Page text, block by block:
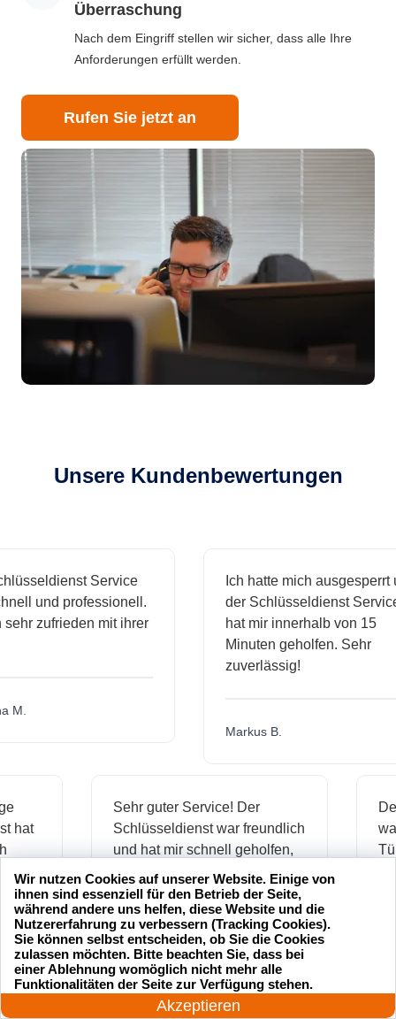
Überraschung
Nach dem Eingriff stellen wir sicher, dass alle Ihre
Anforderungen erfüllt werden.
Rufen Sie jetzt an
Unsere Kundenbewertungen
Service
und professionell.
zufrieden mit ihrer
Ich hatte mich ausgesperrt und
der Schlüsseldienst Service
hat mir innerhalb von 15
Minuten geholfen. Sehr
zuverlässig!
Markus B.
hat
Sehr guter Service! Der
Schlüsseldienst war freundlich
und hat mir schnell geholfen,
als ich meine Schlüssel
verloren hatte.
Jonas M.
24 Stunden am Tag
Akzeptieren
Wir nutzen Cookies auf unserer Website. Einige von
ihnen sind essenziell für den Betrieb der Seite,
während andere uns helfen, diese Website und die
Nutzererfahrung zu verbessern (Tracking Cookies).
Sie können selbst entscheiden, ob Sie die Cookies
zulassen möchten. Bitte beachten Sie, dass bei
einer Ablehnung womöglich nicht mehr alle
Funktionalitäten der Seite zur Verfügung stehen.